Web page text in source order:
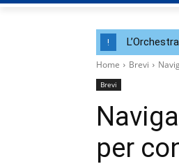
!
Home Brevi
Brevi
per